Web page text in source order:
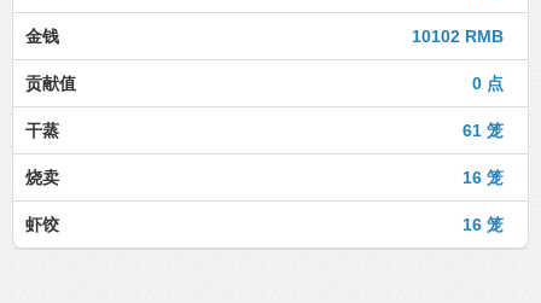
10102 RMB
金钱
0 点
贡献值
61 笼
干蒸
16 笼
烧卖
16 笼
虾饺